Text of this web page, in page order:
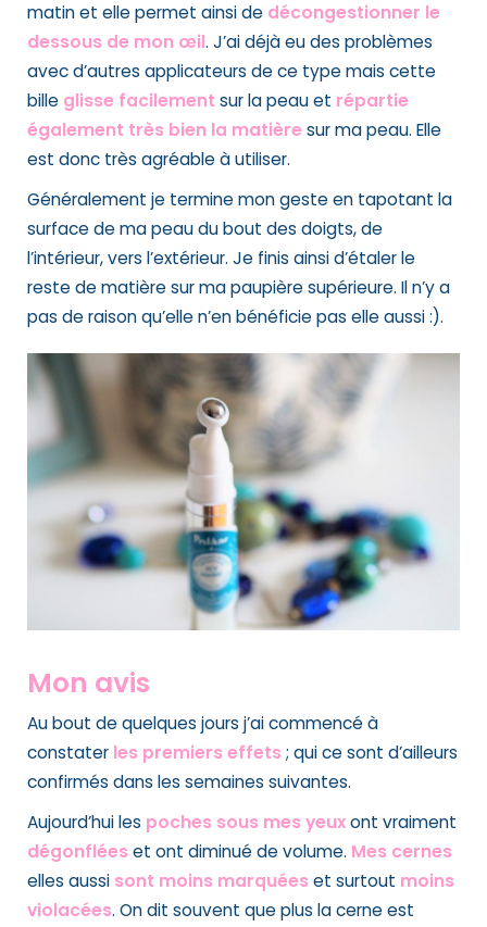
matin et elle permet ainsi de décongestionner le
dessous de mon œil. J’ai déjà eu des problèmes
avec d’autres applicateurs de ce type mais cette
bille glisse facilement sur la peau et répartie
également très bien la matière sur ma peau. Elle
est donc très agréable à utiliser.
Généralement je termine mon geste en tapotant la
surface de ma peau du bout des doigts, de
l’intérieur, vers l’extérieur. Je finis ainsi d’étaler le
reste de matière sur ma paupière supérieure. Il n’y a
pas de raison qu’elle n’en bénéficie pas elle aussi :).
Mon avis
Au bout de quelques jours j’ai commencé à
constater les premiers effets ; qui ce sont d’ailleurs
confirmés dans les semaines suivantes.
Aujourd’hui les poches sous mes yeuxont vraiment
dégonflées et ont diminué de volume. Mes cernes
elles aussi sont moins marquées et surtout moins
violacées. On dit souvent que plus la cerne est